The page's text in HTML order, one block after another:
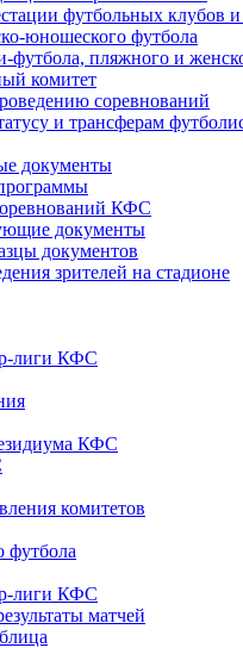
футбольных клубов
юношеского футбола
футбола, пляжного и
комитет
соревнований
и трансферам
документы
КФС
документы
документов
зрителей на стадионе
лиги КФС
КФС
комитетов
футбола
лиги КФС
матчей